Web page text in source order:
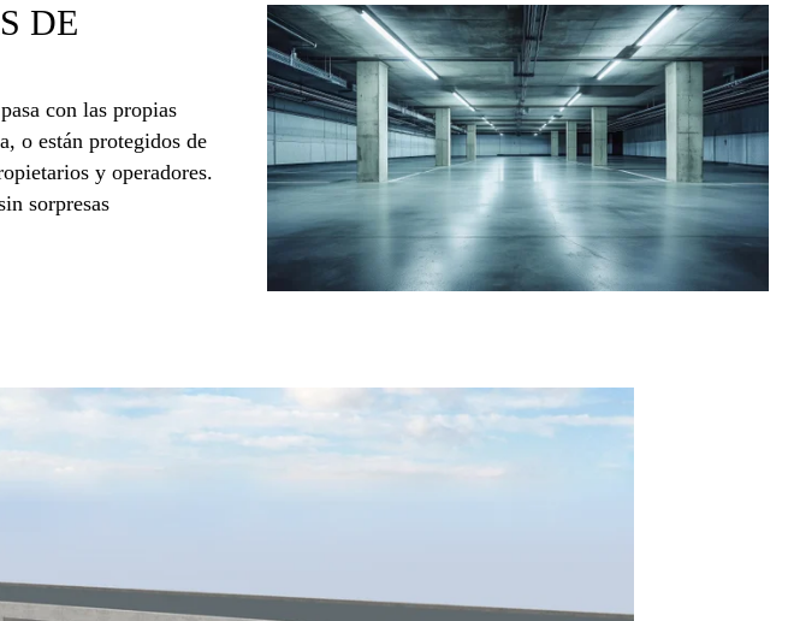
DE
con las propias
o están protegidos de
y operadores.
sorpresas